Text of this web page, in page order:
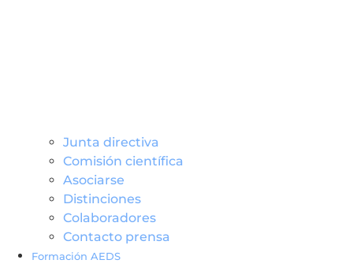
Junta directiva
Comisión científica
Asociarse
Distinciones
Colaboradores
Contacto prensa
Formación AEDS